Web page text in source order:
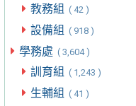
教務組 ( 42 )
設備組 ( 918 )
學務處 ( 3,604 )
訓育組 ( 1,243 )
生輔組 ( 41 )